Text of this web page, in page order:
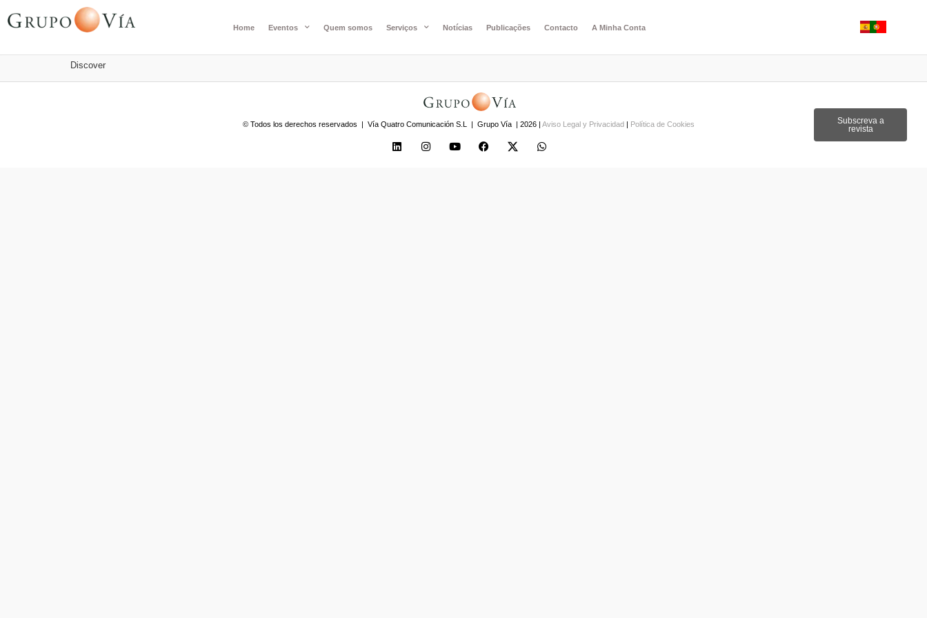
Home Eventos Quem somos Serviços Notícias Publicações Contacto A Minha Conta
Discover
© Todos los derechos reservados | Vía Quatro Comunicación S.L | Grupo Vía | 2026 | Aviso Legal y Privacidad Política de Cookies
Subscreva a
revista